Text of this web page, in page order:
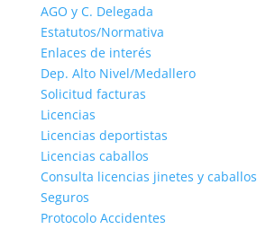
AGO y C. Delegada
Estatutos/Normativa
Enlaces de interés
Dep. Alto Nivel/Medallero
Solicitud facturas
Licencias
Licencias deportistas
Licencias caballos
Consulta licencias jinetes y caballos
Seguros
Protocolo Accidentes